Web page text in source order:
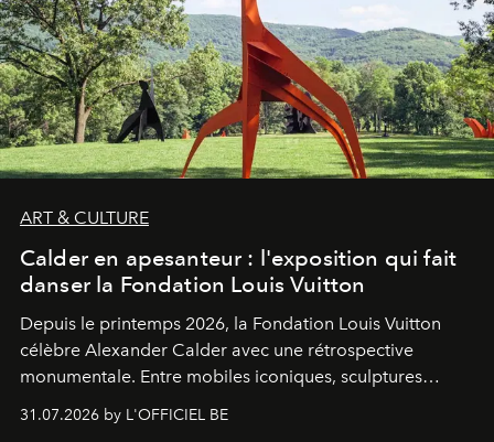
ART & CULTURE
Calder en apesanteur : l'exposition qui fait
danser la Fondation Louis Vuitton
Depuis le printemps 2026, la Fondation Louis Vuitton
célèbre Alexander Calder avec une rétrospective
monumentale. Entre mobiles iconiques, sculptures
monumentales et poésie du mouvement, l'artiste
américain investit les espaces imaginés par Frank Gehry
31.07.2026 by L'OFFICIEL BE